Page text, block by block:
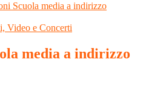
Scuola media a indirizzo
Video e Concerti
media a indirizzo